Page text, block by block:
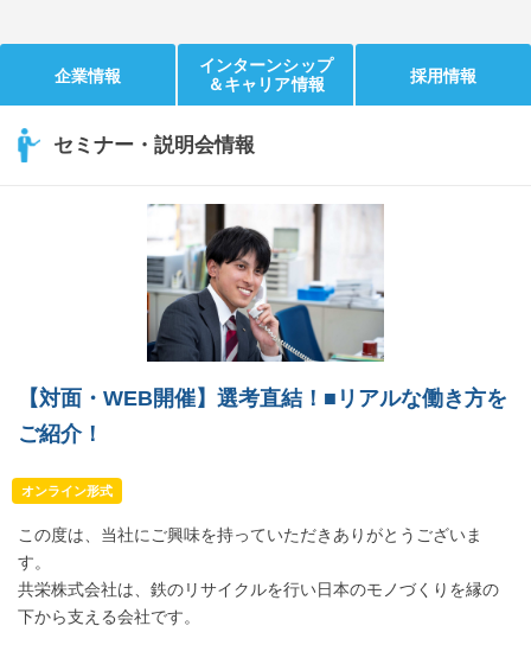
企業情報
インターンシップ
＆キャリア情報
採用情報
セミナー・説明会情報
【対面・WEB開催】選考直結！■リアルな働き方を
ご紹介！
オンライン形式
この度は、当社にご興味を持っていただきありがとうございま
す。
共栄株式会社は、鉄のリサイクルを行い日本のモノづくりを縁の
下から支える会社です。